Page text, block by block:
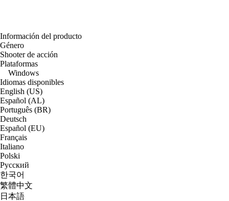
Información del producto
Género
Shooter de acción
Plataformas
Windows
Idiomas disponibles
English (US)
Español (AL)
Português (BR)
Deutsch
Español (EU)
Français
Italiano
Polski
Русский
한국어
繁體中文
日本語